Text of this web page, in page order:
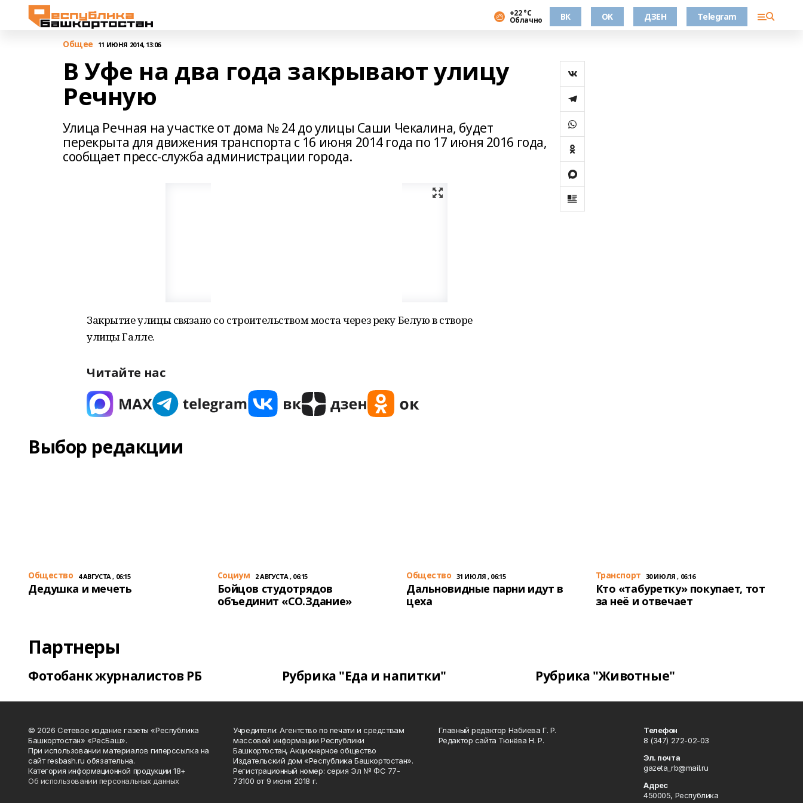
+22 °С
Облачно ВК OK ДЗЕН Telegram
Общее 11 ИЮНЯ 2014, 13:06
В Уфе на два года закрывают улицу
Речную
Улица Речная на участке от дома № 24 до улицы Саши Чекалина, будет
перекрыта для движения транспорта с 16 июня 2014 года по 17 июня 2016 года,
сообщает пресс-служба администрации города.
Закрытие улицы связано со строительством моста через реку Белую в створе
улицы Галле.
Читайте нас
Выбор редакции
Общество 4 АВГУСТА , 06:15
Дедушка и мечеть
Cоциум 2 АВГУСТА , 06:15
Бойцов студотрядов
объединит «СО.Здание»
Общество 31 ИЮЛЯ , 06:15
Дальновидные парни идут в
цеха
Транспорт 30 ИЮЛЯ , 06:16
Кто «табуретку» покупает, тот
за неё и отвечает
Партнеры
Фотобанк журналистов РБ Рубрика "Еда и напитки" Рубрика "Животные"
© 2026 Сетевое издание газеты «Республика
Башкортостан» «РесБаш».
При использовании материалов гиперссылка на
сайт resbash.ru обязательна.
Категория информационной продукции 18+
Об использовании персональных данных
Учредители: Агентство по печати и средствам
массовой информации Республики
Башкортостан, Акционерное общество
Издательский дом «Республика Башкортостан».
Регистрационный номер: серия Эл № ФС 77-
73100 от 9 июня 2018 г.
Главный редактор Набиева Г. Р.
Редактор сайта Тюнёва Н. Р.
Телефон
8 (347) 272-02-03
Эл. почта
gazeta_rb@mail.ru
Адрес
450005, Республика